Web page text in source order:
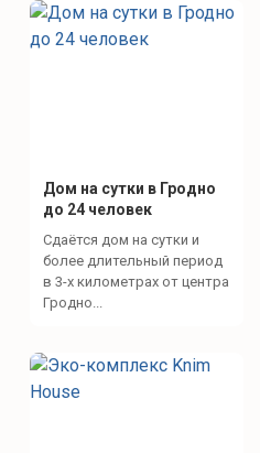
Дом на сутки в Гродно
до 24 человек
Сдаётся дом на сутки и
более длительный период
в 3-х километрах от центра
Гродно...